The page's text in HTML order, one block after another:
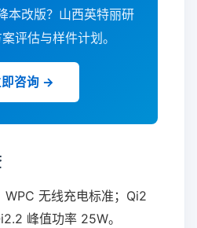
本改版？山西英特丽研
评估与样件计划。
咨询 →
WPC 无线充电标准；Qi2
峰值功率 25W。